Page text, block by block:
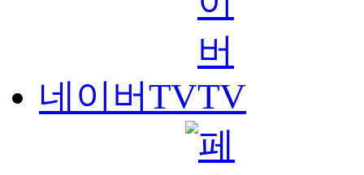
네이버TV